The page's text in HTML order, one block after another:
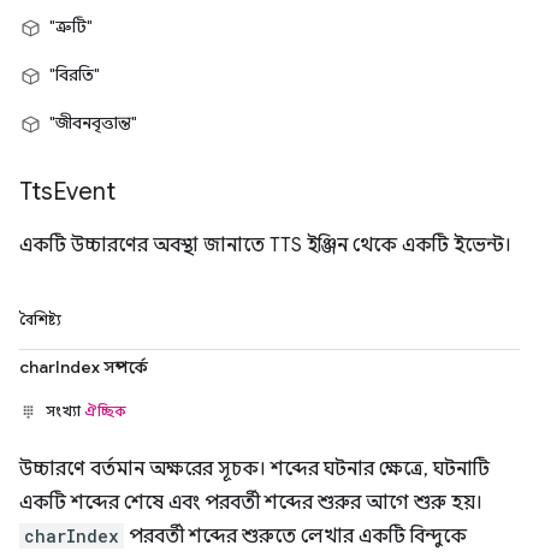
"ত্রুটি"
"বিরতি"
"জীবনবৃত্তান্ত"
TtsEvent
একটি উচ্চারণের অবস্থা জানাতে TTS ইঞ্জিন থেকে একটি ইভেন্ট।
বৈশিষ্ট্য
charIndex সম্পর্কে
সংখ্যাঐচ্ছিক
উচ্চারণে বর্তমান অক্ষরের সূচক। শব্দের ঘটনার ক্ষেত্রে, ঘটনাটি
একটি শব্দের শেষে এবং পরবর্তী শব্দের শুরুর আগে শুরু হয়।
charIndex পরবর্তী শব্দের শুরুতে লেখার একটি বিন্দুকে